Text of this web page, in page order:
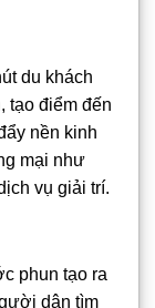
du khách
tạo điểm đến
nền kinh
mại như
vụ giải trí.
phun tạo ra
dân tìm